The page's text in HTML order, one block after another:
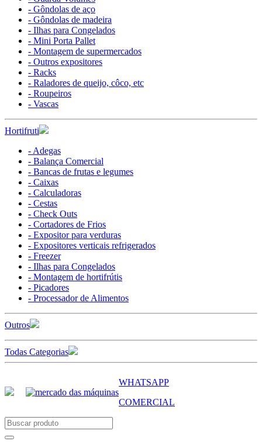
- Gôndolas de aço
- Gôndolas de madeira
- Ilhas para Congelados
- Mini Porta Pallet
- Montagem de supermercados
- Outros expositores
- Racks
- Raladores de queijo, côco, etc
- Roupeiros
- Vascas
Hortifruti
- Adegas
- Balança Comercial
- Bancas de frutas e legumes
- Caixas
- Calculadoras
- Cestas
- Check Outs
- Cortadores de Frios
- Expositor para verduras
- Expositores verticais refrigerados
- Freezer
- Ilhas para Congelados
- Montagem de hortifrútis
- Picadores
- Processador de Alimentos
Outros
Todas Categorias
WHATSAPP
COMERCIAL